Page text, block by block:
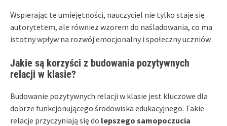
Wspierając te umiejętności, nauczyciel nie tylko staje się
autorytetem, ale również wzorem do naśladowania, co ma
istotny wpływ na rozwój emocjonalny i społeczny uczniów.
Jakie są korzyści z budowania pozytywnych
relacji w klasie?
Budowanie pozytywnych relacji w klasie jest kluczowe dla
dobrze funkcjonującego środowiska edukacyjnego. Takie
relacje przyczyniają się do lepszego samopoczucia